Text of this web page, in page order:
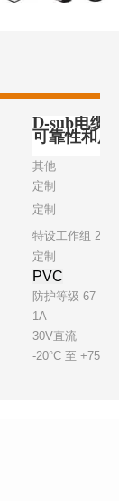
D-sub电缆
可靠性和质
其他
定制
定制
特设工作组 28
定制
PVC
防护等级 67
1A
30V直流
-20°C 至 +75°C